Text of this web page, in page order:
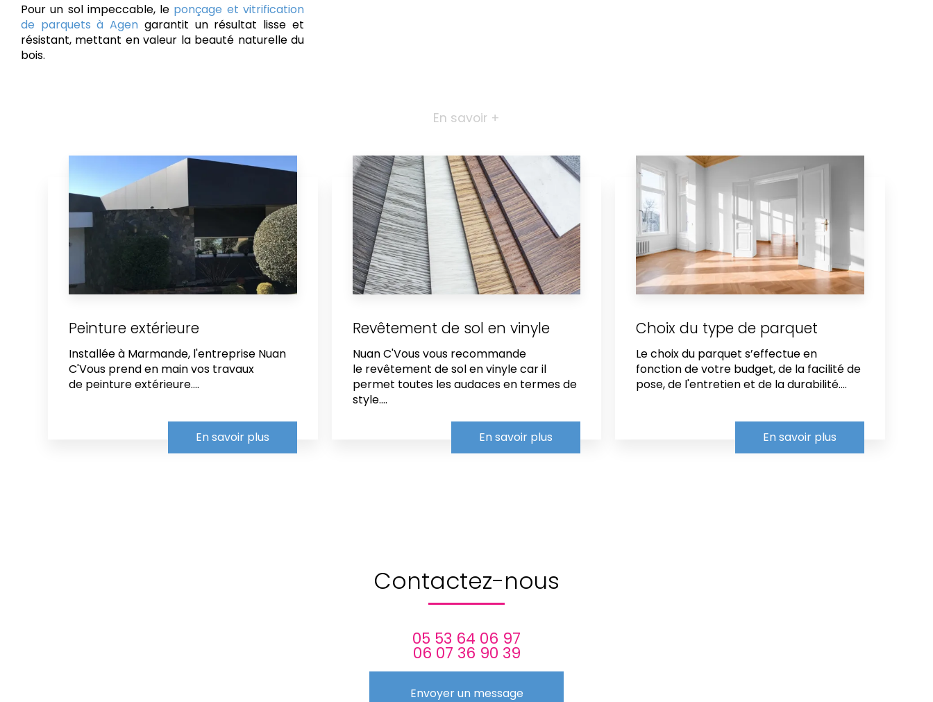
Pour un sol impeccable, le ponçage et vitrification
de parquets à Agen garantit un résultat lisse et
résistant, mettant en valeur la beauté naturelle du
bois.
En savoir +
Peinture extérieure
Installée à Marmande, l'entreprise Nuan
C'Vous prend en main vos travaux
de peinture extérieure....
En savoir plus
Revêtement de sol en vinyle
Nuan C'Vous vous recommande
le revêtement de sol en vinyle car il
permet toutes les audaces en termes de
style....
En savoir plus
Choix du type de parquet
Le choix du parquet s’effectue en
fonction de votre budget, de la facilité de
pose, de l'entretien et de la durabilité....
En savoir plus
Contactez-nous
05 53 64 06 97
06 07 36 90 39
Envoyer un message